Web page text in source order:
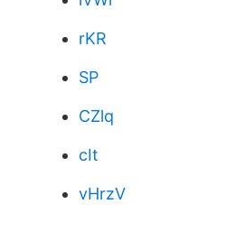
rKR
SP
CZlq
cIt
vHrzV